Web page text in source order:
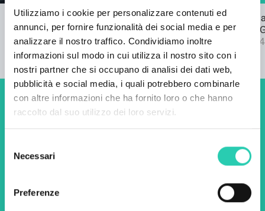
Utilizziamo i cookie per personalizzare contenuti ed
annunci, per fornire funzionalità dei social media e per
analizzare il nostro traffico. Condividiamo inoltre
informazioni sul modo in cui utilizza il nostro sito con i
nostri partner che si occupano di analisi dei dati web,
pubblicità e social media, i quali potrebbero combinarle
con altre informazioni che ha fornito loro o che hanno
raccolto dal suo utilizzo dei loro servizi.
delNecessari
Preferenze
Bando per l'inno di GO! 2025
22/03/2024
Pubblicata
bando SPF
04/09/2024
Non perderti i prossimi
eventi! Iscriviti alla
newsletter di GO! 2025 per
iniziative.